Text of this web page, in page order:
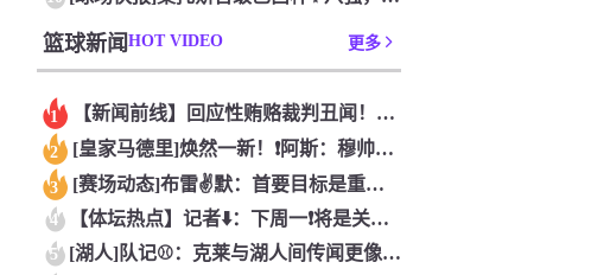
篮球新闻 HOT VIDEO 更多
1 【新闻前线】回应性贿赂裁判丑闻！韩❗国足协致歉：目前绝对不存
2 [皇家马德里]焕然一新！❗阿斯：穆帅在皇马推行穆氏新规，迟到
3 [赛场动态]布雷✌️默：首要目标是重返欧冠 希望❕尤文图斯回
4 【体坛热点】记者⬇️：下周一❗将是关于小蜘蛛未来走向关键一天
5 [湖人]队记⚾：克莱与湖人间传闻更像独行侠抬价 他与球队年轻